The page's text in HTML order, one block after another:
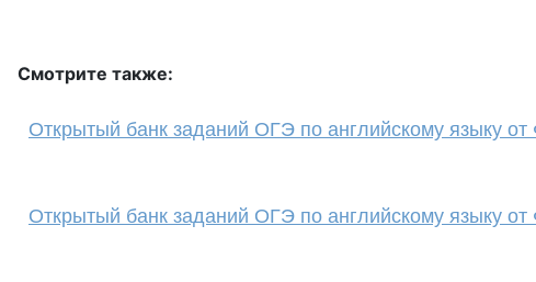
Смотрите также:
Открытый банк заданий ОГЭ по английскому языку
Открытый банк заданий ОГЭ по английскому языку